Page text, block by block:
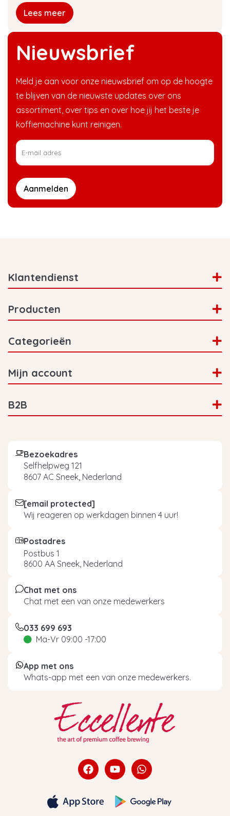
Nieuwsbrief
Meld je aan voor onze nieuwsbrief om op de hoogte
te blijven van de nieuwste updates over ons
assortiment, over tips en over hoe jij het beste je
koffiemachine kunt reinigen.
Aanmelden
Lees meer
Klantendienst
Producten
Categorieën
Mijn account
B2B
Bezoekadres
Selfhelpweg 121
8607 AC Sneek, Nederland
[email protected]
Wij reageren op werkdagen binnen 4 uur!
Postadres
Postbus 1
8600 AA Sneek, Nederland
Chat met ons
Chat met een van onze medewerkers
033 699 693
Ma-Vr 09:00 -17:00
App met ons
Whats-app met een van onze medewerkers.